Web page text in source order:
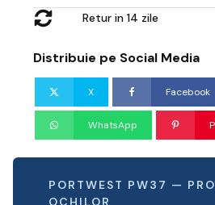
Retur in 14 zile
Distribuie pe Social Media
X Facebook
WhatsApp
PORTWEST PW37 —
OCHILOR